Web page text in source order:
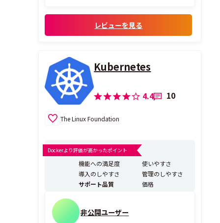
レビューを見る
Kubernetes
4.4 10
The Linux Foundation
Dockerより評価が高かったポイント
機能への満足度
使いやすさ
導入のしやすさ
管理のしやすさ
サポート品質
価格
非公開ユーザー